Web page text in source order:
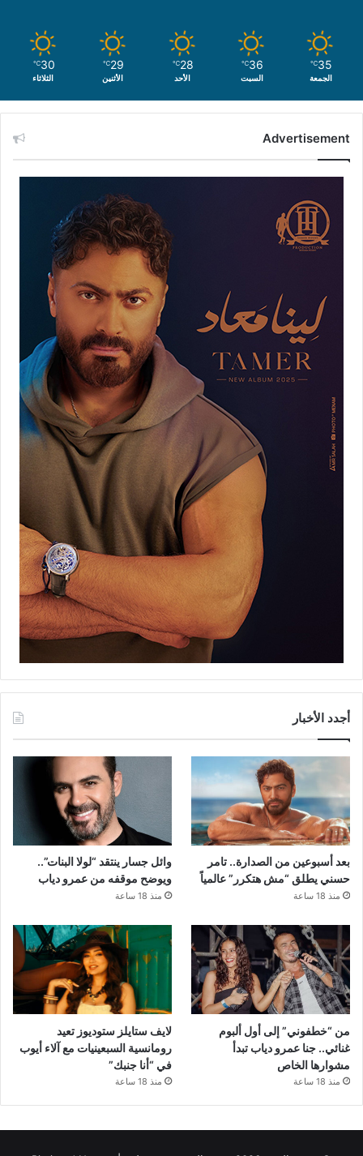
35
℃
الجمعة
36
℃
السبت
28
℃
الأحد
29
℃
الأثنين
30
℃
الثلاثاء
Advertisement
أجدد الأخبار
بعد أسبوعين من الصدارة.. تامر
حسني يطلق “مش هتكرر” عالمياً
منذ 18 ساعة
وائل جسار ينتقد “لولا البنات”..
ويوضح موقفه من عمرو دياب
منذ 18 ساعة
من “خطفوني” إلى أول ألبوم
غنائي.. جنا عمرو دياب تبدأ
مشوارها الخاص
منذ 18 ساعة
لايف ستايلز ستوديوز تعيد
رومانسية السبعينيات مع آلاء أيوب
في “أنا جنبك”
منذ 18 ساعة